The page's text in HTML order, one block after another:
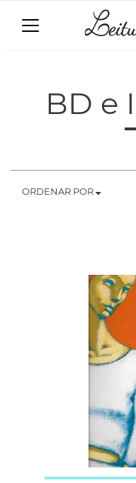
BD e
ORDENAR POR